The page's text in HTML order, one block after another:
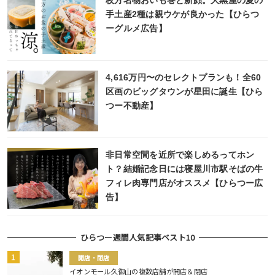
手土産2種は親ウケが良かった【ひらつ
ーグルメ広告】
4,616万円〜のセレクトプランも！全60
区画のビッグタウンが星田に誕生【ひら
つー不動産】
非日常空間を近所で楽しめるってホン
ト？結婚記念日には寝屋川市駅そばの牛
フィレ肉専門店がオススメ【ひらつー広
告】
ひらつー週間人気記事ベスト10
開店・閉店
イオンモール久御山の複数店舗が開店＆閉店